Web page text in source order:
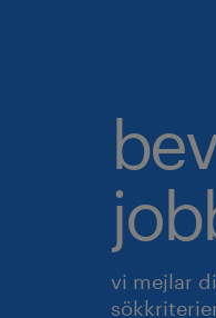
vi mejlar